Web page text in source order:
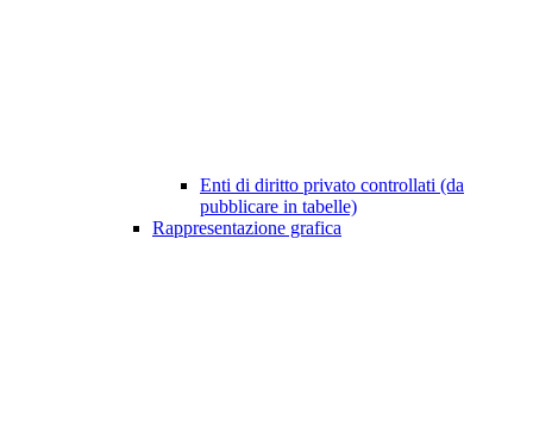
Enti di diritto privato controllati (da
pubblicare in tabelle)
Rappresentazione grafica